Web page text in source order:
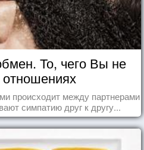
То, чего Вы не
происходит между партнерами
симпатию друг к другу...